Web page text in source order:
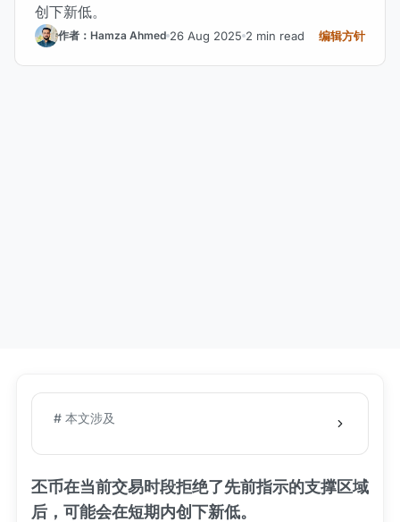
创下新低。
作者：Hamza Ahmed 26 Aug 2025 2 min read 编辑方针
# 本文涉及
丕币在当前交易时段拒绝了先前指示的支撑区域
后，可能会在短期内创下新低。